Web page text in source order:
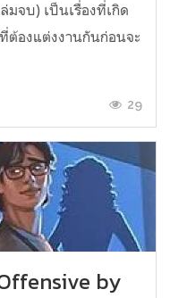
จบ) เป็นเรื่องที่เกิด
ต้องแต่งงานกันก่อนจะ
29
by